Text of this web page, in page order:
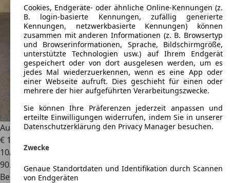
Audi S1Sportback 2.0 TFSI quattro
€ 19.999
10/2017
90.920 km
Benzin
Cookies, Endgeräte- oder ähnliche Online-Kennungen (z.
B. login-basierte Kennungen, zufällig generierte
Kennungen, netzwerkbasierte Kennungen) können
zusammen mit anderen Informationen (z. B. Browsertyp
und Browserinformationen, Sprache, Bildschirmgröße,
unterstützte Technologien usw.) auf Ihrem Endgerät
gespeichert oder von dort ausgelesen werden, um es
jedes Mal wiederzuerkennen, wenn es eine App oder
einer Webseite aufruft. Dies geschieht für einen oder
mehrere der hier aufgeführten Verarbeitungszwecke.
Sie können Ihre Präferenzen jederzeit anpassen und
erteilte Einwilligungen widerrufen, indem Sie in unserer
Datenschutzerklärung den Privacy Manager besuchen.
Zwecke
Genaue Standortdaten und Identifikation durch Scannen
von Endgeräten